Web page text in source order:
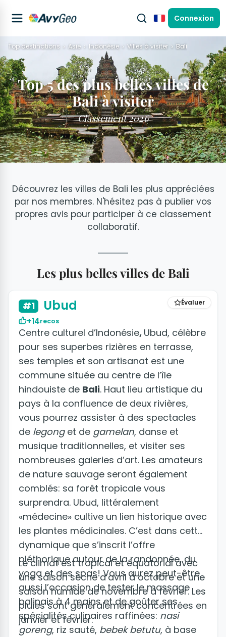
FrançaisConnexion
Top destinations Asie Indonésie Villes à visiter Bali
Top 5 des plus belles villes de
Bali à visiter
Classement 2026
Découvrez les villes de Bali les plus appréciées
par nos membres. N'hésitez pas à publier vos
propres avis pour participer à ce classement
collaboratif.
Les plus belles villes de Bali
+12 photos
Évaluer
#1 Ubud
+14recos
Centre culturel d’Indonésie, Ubud, célèbre
pour ses superbes rizières en terrasse,
ses temples et son artisanat est une
commune située au centre de l’île
hindouiste de Bali. Haut lieu artistique du
pays à la confluence de deux rivières,
vous pourrez assister à des spectacles
de legonget de gamelan, danse et
musique traditionnelles, et visiter ses
nombreuses galeries d’art. Les amateurs
de nature sauvage seront également
comblés: sa forêt tropicale vous
surprendra. Ubud, littéralement
«médecine» cultive un lien historique avec
les plantes médicinales. C’est dans cette
dynamique que s’inscrit l’offre
pléthorique autour de la randonnée, du
yoga et des spas! Vous aurez peut-être
aussi l’occasion de tester le massage
balinais à 4 mains et de goûter ses
spécialités culinaires raffinées: nasi
goreng, riz sauté, bebek betutu, à base
Le climat est tropical et équatorial avec
une saison sèche d’avril à octobre et une
saison humide de novembre à février. Les
pluies sont généralement concentrées en
janvier et février.